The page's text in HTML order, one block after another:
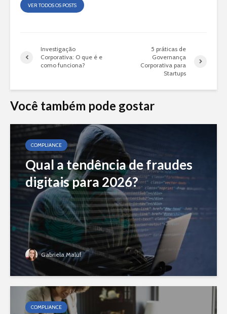
VER TODOS OS POSTS
Investigação
Corporativa: O que é e
como funciona?
5 práticas de
Governança
Corporativa para
Startups
Você também pode gostar
COMPLIANCE
Qual a tendência de fraudes
digitais para 2026?
Gabriela Maluf
COMPLIANCE